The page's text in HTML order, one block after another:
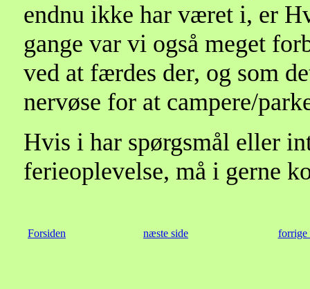
endnu ikke har været i, er
gange var vi også meget
ved at færdes der, og som
nervøse for at campere/
Hvis i har spørgsmål eller
ferieoplevelse, må i gerne
Forsiden næste side forrige